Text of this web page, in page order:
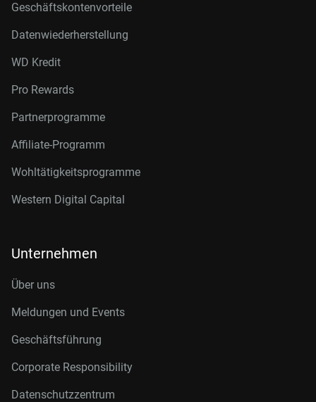
Geschäftskontenvorteile
Datenwiederherstellung
WD Kredit
Pro Rewards
Partnerprogramme
Affiliate-Programm
Wohltätigkeitsprogramme
Western Digital Capital
Unternehmen
Über uns
Meldungen und Events
Geschäftsführung
Corporate Responsibility
Datenschutzzentrum